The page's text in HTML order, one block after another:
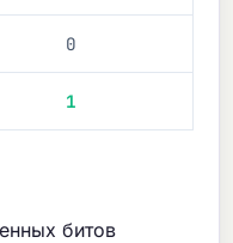
0
1
битов